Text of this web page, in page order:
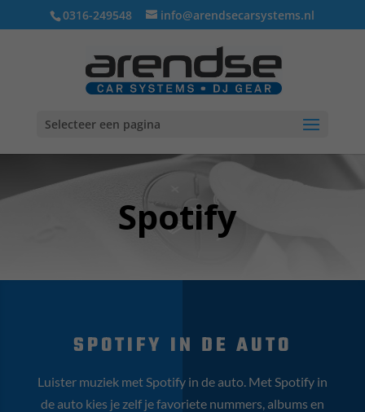
0316-249548 info@arendsecarsystems.nl
Selecteer een pagina
Spotify
SPOTIFY IN DE AUTO
Luister muziek met Spotify in de auto. Met Spotify in
de auto kies je zelf je favoriete nummers, albums en